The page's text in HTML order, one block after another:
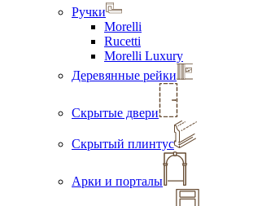
Ручки
Morelli
Rucetti
Morelli Luxury
Деревянные рейки
Скрытые двери
Скрытый плинтус
Арки и порталы